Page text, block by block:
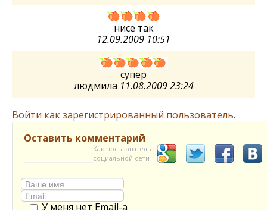
нисе так
12.09.2009 10:51
супер
людмила 11.08.2009 23:24
Войти как зарегистрированный пользователь.
Оставить комментарий
Как пользователь
социальной сети
У меня нет Email-а